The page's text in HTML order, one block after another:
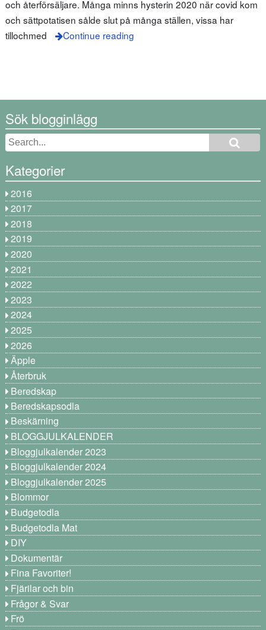
och återförsäljare. Många minns hysterin 2020 när covid kom
och sättpotatisen sålde slut på många ställen, vissa har
tillochmed
Continue reading
Sök blogginlägg
Kategorier
2016
2017
2018
2019
2020
2021
2022
2023
2024
2025
2026
Äpple
Återbruk
Beredskap
Beredskapsodla
Beskärning
BLOGGJULKALENDER
Bloggjulkalender 2023
Bloggjulkalender 2024
Bloggjulkalender 2025
Blommor
Budgetodla
Budgetodla Mat
DIY
Dokumentär
Fina Favoriter!
Fjärilar och bin
Frågor & Svar
Frö